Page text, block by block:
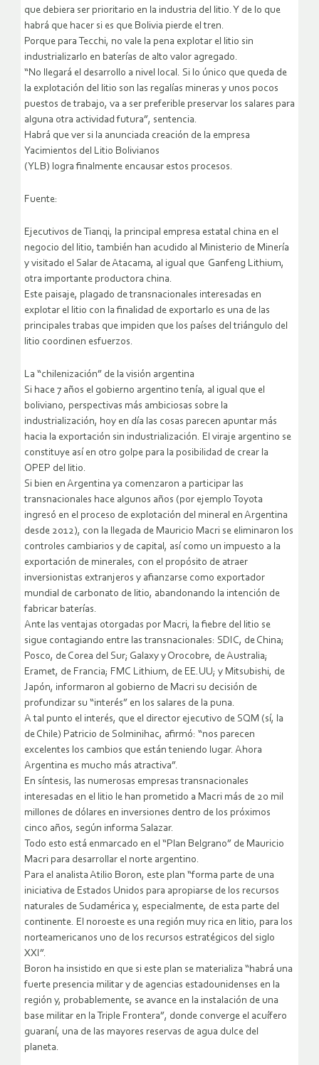
que debiera ser prioritario en la industria del litio. Y de lo que
habrá que hacer si es que Bolivia pierde el tren.
Porque para Tecchi, no vale la pena explotar el litio sin
industrializarlo en baterías de alto valor agregado.
“No llegará el desarrollo a nivel local. Si lo único que queda de
la explotación del litio son las regalías mineras y unos pocos
puestos de trabajo, va a ser preferible preservar los salares para
alguna otra actividad futura”, sentencia.
Habrá que ver si la anunciada creación de la empresa
Yacimientos del Litio Bolivianos
(YLB) logra finalmente encausar estos procesos.
Fuente:
Ejecutivos de Tianqi, la principal empresa estatal china en el
negocio del litio, también han acudido al Ministerio de Minería
y visitado el Salar de Atacama, al igual que Ganfeng Lithium,
otra importante productora china.
Este paisaje, plagado de transnacionales interesadas en
explotar el litio con la finalidad de exportarlo es una de las
principales trabas que impiden que los países del triángulo del
litio coordinen esfuerzos.
La “chilenización” de la visión argentina
Si hace 7 años el gobierno argentino tenía, al igual que el
boliviano, perspectivas más ambiciosas sobre la
industrialización, hoy en día las cosas parecen apuntar más
hacia la exportación sin industrialización. El viraje argentino se
constituye así en otro golpe para la posibilidad de crear la
OPEP del litio.
Si bien en Argentina ya comenzaron a participar las
transnacionales hace algunos años (por ejemplo Toyota
ingresó en el proceso de explotación del mineral en Argentina
desde 2012), con la llegada de Mauricio Macri se eliminaron los
controles cambiarios y de capital, así como un impuesto a la
exportación de minerales, con el propósito de atraer
inversionistas extranjeros y afianzarse como exportador
mundial de carbonato de litio, abandonando la intención de
fabricar baterías.
Ante las ventajas otorgadas por Macri, la fiebre del litio se
sigue contagiando entre las transnacionales: SDIC, de China;
Posco, de Corea del Sur; Galaxy y Orocobre, de Australia;
Eramet, de Francia; FMC Lithium, de EE.UU; y Mitsubishi, de
Japón, informaron al gobierno de Macri su decisión de
profundizar su “interés” en los salares de la puna.
A tal punto el interés, que el director ejecutivo de SQM (sí, la
de Chile) Patricio de Solminihac, afirmó: “nos parecen
excelentes los cambios que están teniendo lugar. Ahora
Argentina es mucho más atractiva”.
En síntesis, las numerosas empresas transnacionales
interesadas en el litio le han prometido a Macri más de 20 mil
millones de dólares en inversiones dentro de los próximos
cinco años, según informa Salazar.
Todo esto está enmarcado en el “Plan Belgrano” de Mauricio
Macri para desarrollar el norte argentino.
Para el analista Atilio Boron, este plan “forma parte de una
iniciativa de Estados Unidos para apropiarse de los recursos
naturales de Sudamérica y, especialmente, de esta parte del
continente. El noroeste es una región muy rica en litio, para los
norteamericanos uno de los recursos estratégicos del siglo
XXI”.
Boron ha insistido en que si este plan se materializa “habrá una
fuerte presencia militar y de agencias estadounidenses en la
región y, probablemente, se avance en la instalación de una
base militar en la Triple Frontera”, donde converge el acuífero
guaraní, una de las mayores reservas de agua dulce del
planeta.